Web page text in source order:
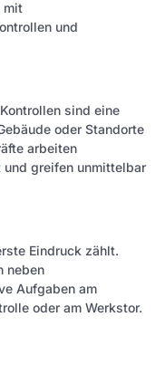
mit
und
sind eine
oder Standorte
arbeiten
greifen unmittelbar
Eindruck zählt.
neben
Aufgaben am
oder am Werkstor.